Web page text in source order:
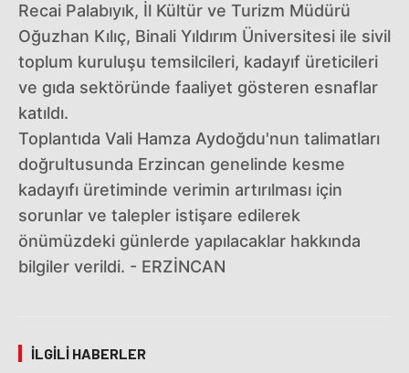
Recai Palabıyık, İl Kültür ve Turizm Müdürü
Oğuzhan Kılıç, Binali Yıldırım Üniversitesi ile sivil
toplum kuruluşu temsilcileri, kadayıf üreticileri
ve gıda sektöründe faaliyet gösteren esnaflar
katıldı.
Toplantıda Vali Hamza Aydoğdu'nun talimatları
doğrultusunda Erzincan genelinde kesme
kadayıfı üretiminde verimin artırılması için
sorunlar ve talepler istişare edilerek
önümüzdeki günlerde yapılacaklar hakkında
bilgiler verildi. - ERZİNCAN
İLGILI HABERLER